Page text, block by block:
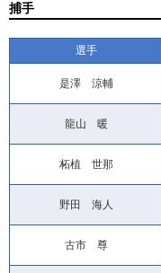
捕手
選手
是澤 涼輔
龍山 暖
柘植 世那
野田 海人
古市 尊